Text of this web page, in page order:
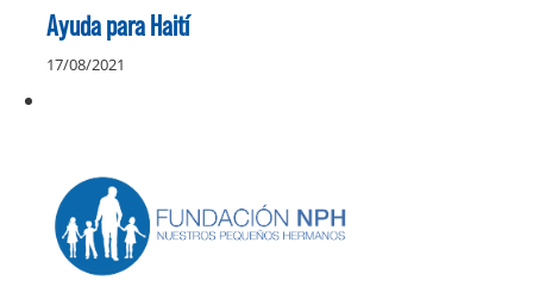
Ayuda para Haití
17/08/2021